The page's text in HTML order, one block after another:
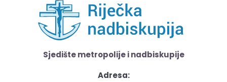
Sjedište metropolije i nadbiskupije
Adresa: